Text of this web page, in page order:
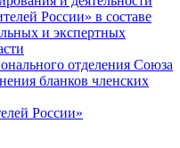
России» в составе
и экспертных
отделения Союза
бланков членских
России»